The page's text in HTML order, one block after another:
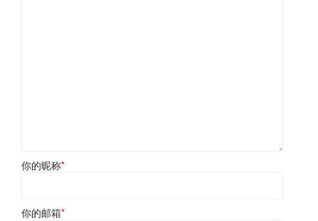
你的昵称*
你的邮箱*